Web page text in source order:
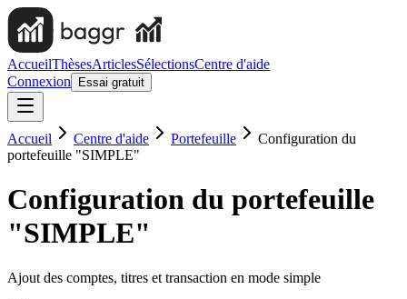
AccueilThèsesArticlesSélectionsCentre d'aide
Connexion
Essai gratuit
Accueil Centre d'aide Portefeuille
Configuration du
portefeuille "SIMPLE"
Configuration du portefeuille
"SIMPLE"
Ajout des comptes, titres et transaction en mode simple